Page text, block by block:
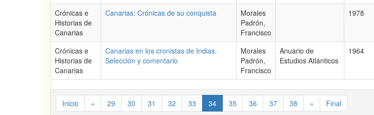
Crónicas e
Historias de
Canarias
Canarias: Crónicas de su conquista
Morales
Padrón,
Francisco
1978
Crónicas e
Historias de
Canarias
Canarias en los cronistas de Indias.
Selección y comentario
Morales
Padrón,
Francisco
Anuario de
Estudios Atlánticos
1964
Inicio « 29 30 31 32 33 34 35 36 37 38 » Final